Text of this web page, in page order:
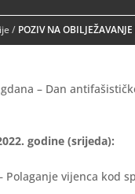
/ POZIV NA
– Dan
godine (srijeda):
vijenca kod